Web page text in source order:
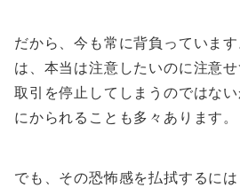
だから、今も常に背負っていま
は、本当は注意したいのに注意
取引を停止してしまうのではな
にかられることも多々あります。
でも、その恐怖感を払拭するに